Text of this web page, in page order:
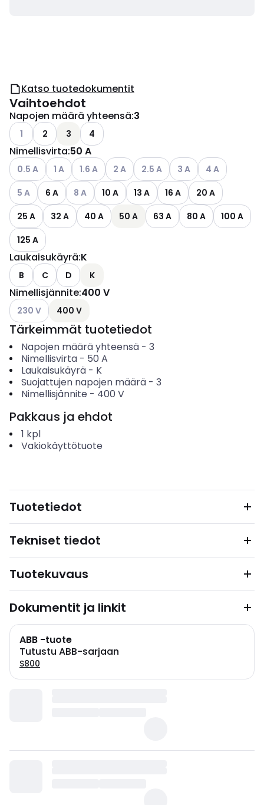
Katso tuotedokumentit
Vaihtoehdot
Napojen määrä yhteensä:3
Katso käytettävissä olevat vaihtoehdot
1 2 3 4
Nimellisvirta:50 A
Katso käytettävissä olevat vaihtoehdot
0.5 A Katso käytettävissä olevat vaihtoehdot
1 A Katso käytettävissä olevat vaihtoehdot
1.6 A Katso käytettävissä olevat
2 A Katso käytettävissä olevat
2.5 A Katso käytettävissä
3 A Katso
4 A
Katso käytettävissä olevat vaihtoehdot
5 A 6 A Katso käytettävissä olevat vaihtoehdot
8 A 10 A 13 A 16 A
20 A
25 A
32 A 40 A 50 A 63 A 80 A
100 A
125 A
Laukaisukäyrä:K
B C D K
Nimellisjännite:400 V
Katso käytettävissä olevat vaihtoehdot
230 V 400 V
Tärkeimmät tuotetiedot
Napojen määrä yhteensä- 3
Nimellisvirta- 50 A
Laukaisukäyrä- K
Suojattujen napojen määrä- 3
Nimellisjännite - 400 V
Pakkaus ja ehdot
1 kpl
Vakiokäyttötuote
Tuotetiedot
Tekniset tiedot
Tuotekuvaus
Dokumentit ja linkit
ABB -tuote
Tutustu ABB-sarjaan
S800